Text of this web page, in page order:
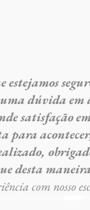
dúvida em
satisfação
desta
com nosso